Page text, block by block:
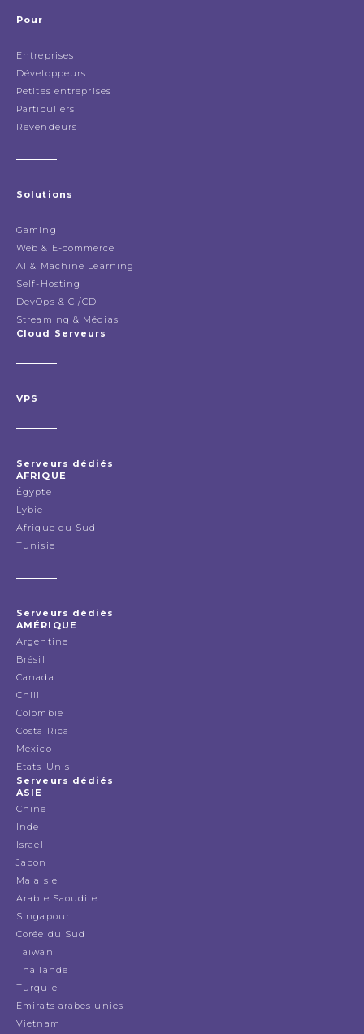
Pour
Entreprises
Développeurs
Petites entreprises
Particuliers
Revendeurs
Solutions
Gaming
Web & E-commerce
AI & Machine Learning
Self-Hosting
DevOps & CI/CD
Streaming & Médias
Cloud Serveurs
VPS
Serveurs dédiés
AFRIQUE
Égypte
Lybie
Afrique du Sud
Tunisie
Serveurs dédiés
AMÉRIQUE
Argentine
Brésil
Canada
Chili
Colombie
Costa Rica
Mexico
États-Unis
Serveurs dédiés
ASIE
Chine
Inde
Israel
Japon
Malaisie
Arabie Saoudite
Singapour
Corée du Sud
Taiwan
Thailande
Turquie
Émirats arabes unies
Vietnam